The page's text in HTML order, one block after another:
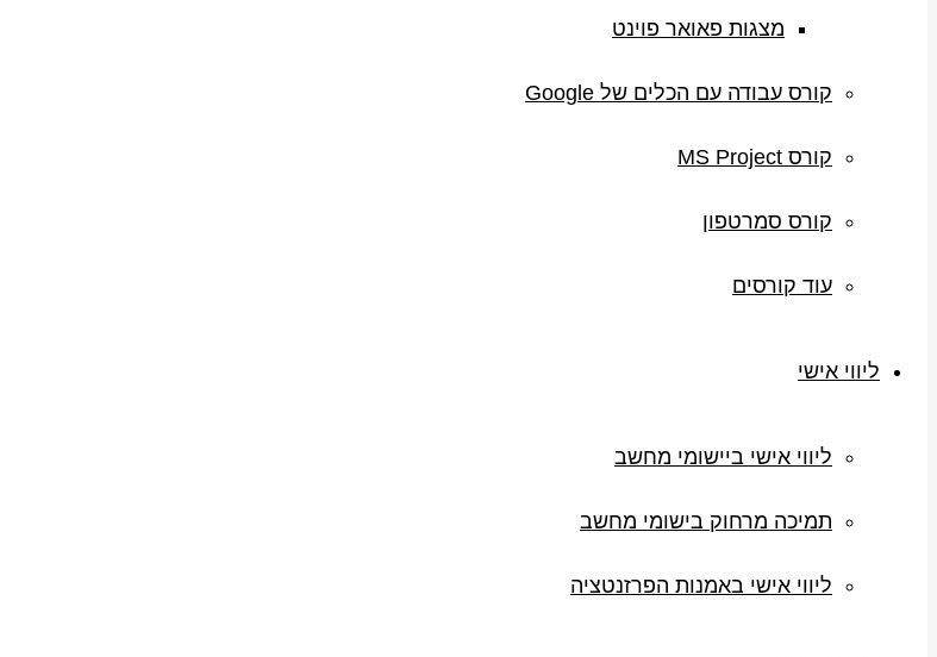
מצגות פאואר פוינט
קורס עבודה עם הכלים של Google
קורס MS Project
קורס סמרטפון
עוד קורסים
ליווי אישי
ליווי אישי ביישומי מחשב
תמיכה מרחוק בישומי מחשב
ליווי אישי באמנות הפרזנטציה